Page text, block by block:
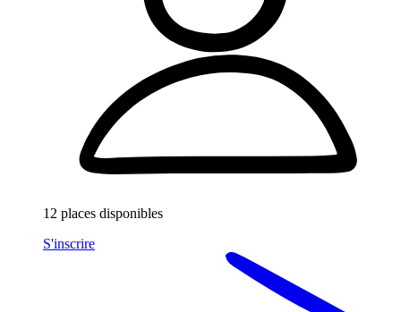
12 places disponibles
S'inscrire